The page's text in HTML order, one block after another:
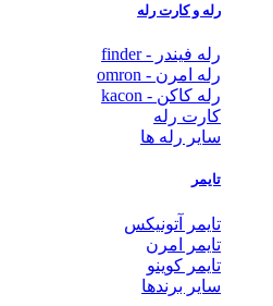
رله و کارت رله
رله فیندر - finder
رله امرن - omron
رله کاکن - kacon
کارت رله
سایر رله ها
تایمر
تایمر آتونیکس
تایمر امرن
تایمر کوینو
سایر برندها